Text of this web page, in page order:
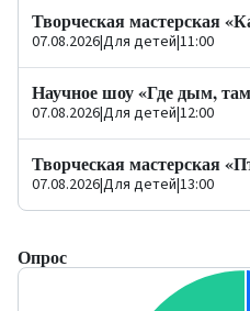
Творческая мастерская
07.08.2026|Для детей|11:00
Научное шоу «Где дым,
07.08.2026|Для детей|12:00
Творческая мастерская
07.08.2026|Для детей|13:00
Опрос